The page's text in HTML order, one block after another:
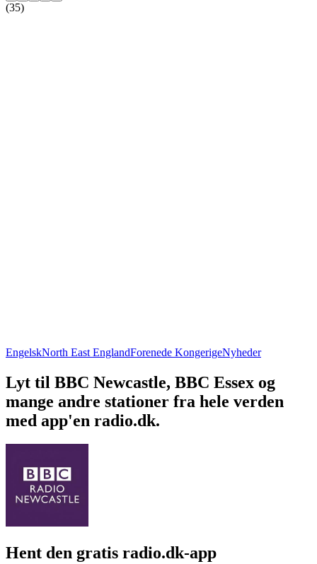
(35)
EngelskNorth East EnglandForenede KongerigeNyheder
Lyt til BBC Newcastle, BBC Essex og
mange andre stationer fra hele verden
med app'en radio.dk.
Hent den gratis radio.dk-app